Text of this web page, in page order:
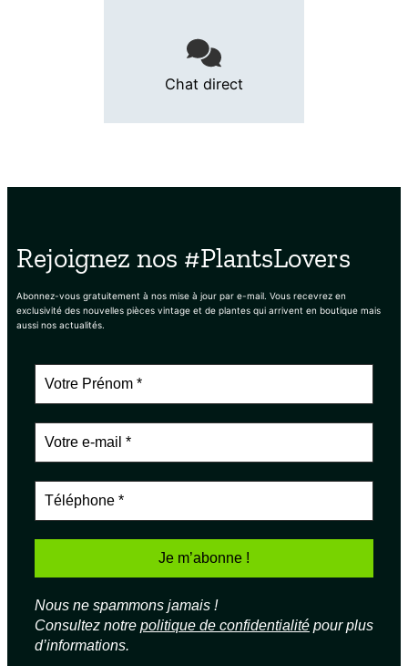
Chat direct
Rejoignez nos #PlantsLovers
Abonnez-vous gratuitement à nos mise à jour par e-mail. Vous recevrez en
exclusivité des nouvelles pièces vintage et de plantes qui arrivent en boutique mais
aussi nos actualités.
Nous ne spammons jamais !
Consultez notre politique de confidentialité pour plus
d’informations.